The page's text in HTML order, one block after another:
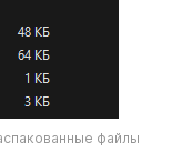
файлы